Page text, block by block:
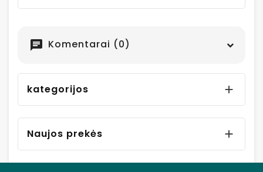
chat Komentarai (0)
kategorijos 
Naujos prekės 